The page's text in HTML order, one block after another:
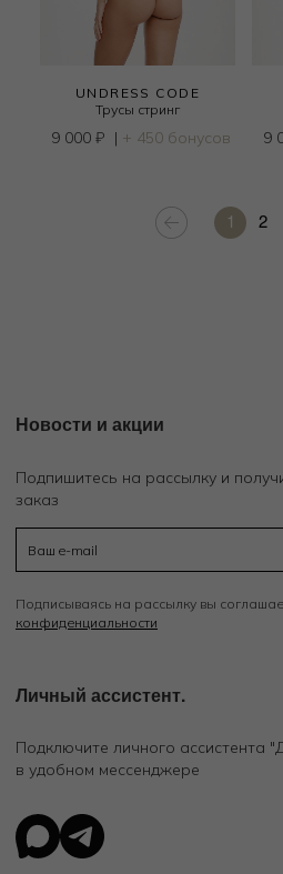
UNDRESS CODE
Трусы стринг
9 000 ₽ | + 450 бонусов 9
1 2
Новости и акции
Подпишитесь на рассылку и
заказ
Подписываясь на рассылку вы
конфиденциальности
Личный ассистент.
Подключите личного ассистента
в удобном мессенджере